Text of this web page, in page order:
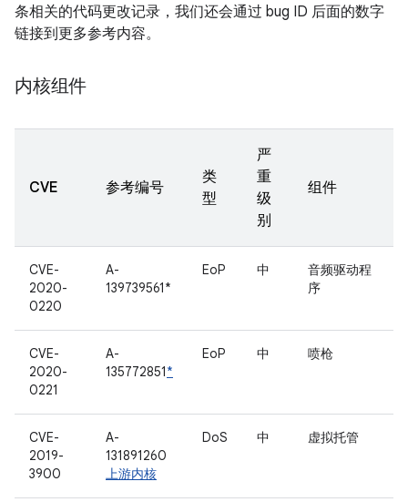
条相关的代码更改记录，我们还会通过 bug ID 后面的数字
链接到更多参考内容。
内核组件
CVE 参考编号
类
型
严
重
级
别
组件
CVE-
2020-
0220
A-
139739561*
EoP 中
音频驱动程
序
CVE-
2020-
0221
A-
135772851*
EoP 中 喷枪
CVE-
2019-
3900
A-
131891260
上游内核
DoS 中 虚拟托管